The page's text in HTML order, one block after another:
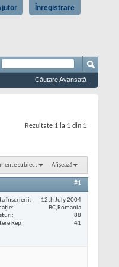
Înregistrare
Căutare Avansată
Rezultate 1 la 1 din 1
subiect Afișează
#1
înscrierii
12th July 2004
BC,Romania
88
Rep
41